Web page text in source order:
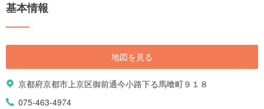
基本情報
地図を見る
京都府京都市上京区御前通今小路下る馬喰町９１８
075-463-4974